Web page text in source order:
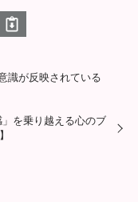
識が反映されている
を乗り越える心のブ